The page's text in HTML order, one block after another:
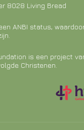
8028 Living Bread
ANBI status,
is een project
Christenen.